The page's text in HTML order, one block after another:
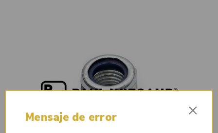
Mensaje de error ×